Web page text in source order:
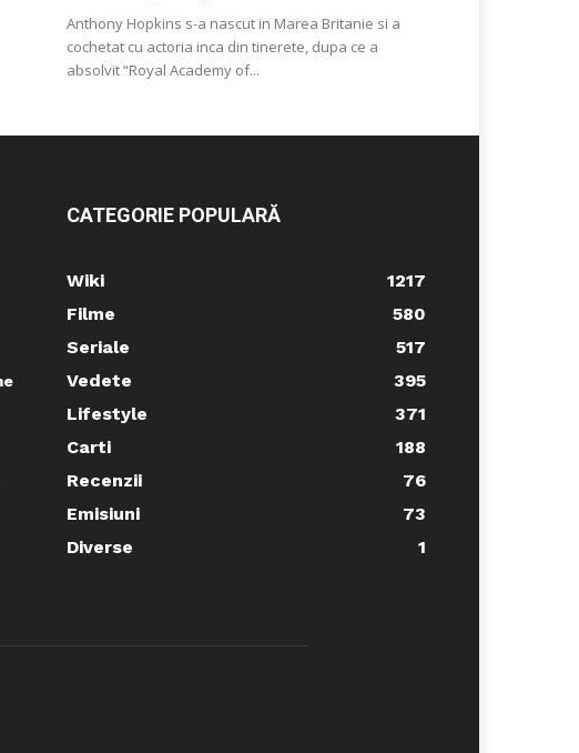
Anthony Hopkins s-a nascut in Marea Britanie si a
cochetat cu actoria inca din tinerete, dupa ce a
absolvit “Royal Academy of...
CATEGORIE POPULARĂ
Wiki
1217
Filme
580
Seriale
517
Vedete
395
Lifestyle
371
Carti
188
Recenzii
76
Emisiuni
73
Diverse
1